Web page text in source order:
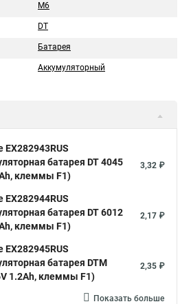
М6
DT
Батарея
Аккумуляторный
EX282943RUS
батарея DT 4045
клеммы F1)
3,32 ₽
EX282944RUS
батарея DT 6012
клеммы F1)
2,17 ₽
EX282945RUS
батарея DTM
1.2Ah, клеммы F1)
2,35 ₽
Показать больше